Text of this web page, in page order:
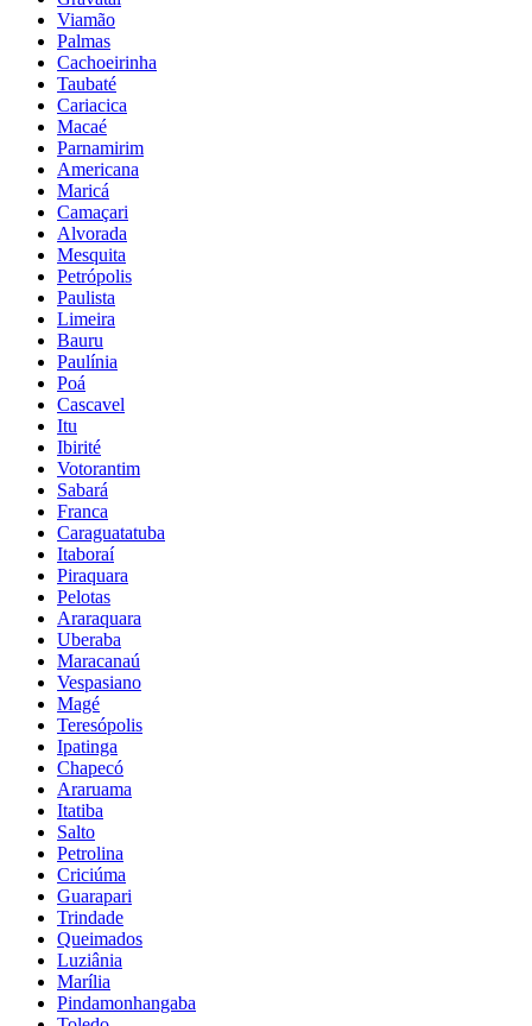
Viamão
Palmas
Cachoeirinha
Taubaté
Cariacica
Macaé
Parnamirim
Americana
Maricá
Camaçari
Alvorada
Mesquita
Petrópolis
Paulista
Limeira
Bauru
Paulínia
Poá
Cascavel
Itu
Ibirité
Votorantim
Sabará
Franca
Caraguatatuba
Itaboraí
Piraquara
Pelotas
Araraquara
Uberaba
Maracanaú
Vespasiano
Magé
Teresópolis
Ipatinga
Chapecó
Araruama
Itatiba
Salto
Petrolina
Criciúma
Guarapari
Trindade
Queimados
Luziânia
Marília
Pindamonhangaba